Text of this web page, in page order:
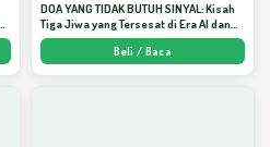
DOA YANG TIDAK BUTUH SINYAL: Kisah
Tiga Jiwa yang Tersesat di Era AI dan
Menemukan Jalan Pulang di Bulan
Ramadhan" - Arda Dinata
Beli / Baca